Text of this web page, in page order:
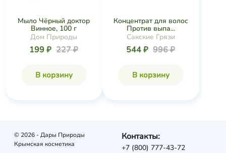
Мыло Чёрный доктор
Винное, 100 г
Дом Природы
199 ₽ 227 ₽
В корзину
Концентрат для волос
Против выпа...
Сакские Грязи
544 ₽ 996 ₽
В корзину
© 2026 - Дары Природы
Крымская косметика
Контакты:
+7 (800) 777-43-72